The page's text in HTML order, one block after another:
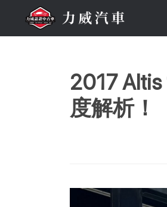
2017
度解析！